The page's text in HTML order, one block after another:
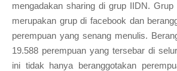
mengadakan sharing di grup IIDN.
merupakan grup di facebook dan
perempuan yang senang menulis.
19.588 perempuan yang tersebar di
ini tidak hanya beranggotakan